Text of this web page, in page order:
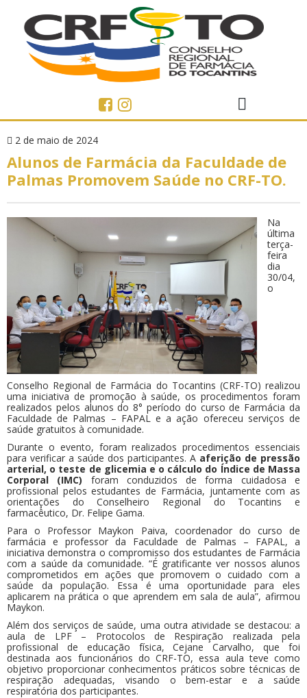
2 de maio de 2024
Alunos de Farmácia da Faculdade de
Palmas Promovem Saúde no CRF-TO.
Na
última
terça-
feira
dia
30/04,
o
Conselho Regional de Farmácia do Tocantins (CRF-TO) realizou
uma iniciativa de promoção à saúde, os procedimentos foram
realizados pelos alunos do 8° período do curso de Farmácia da
Faculdade de Palmas – FAPAL e a ação ofereceu serviços de
saúde gratuitos à comunidade.
Durante o evento, foram realizados procedimentos essenciais
para verificar a saúde dos participantes. A aferição de pressão
arterial, o teste de glicemia e o cálculo do Índice de Massa
Corporal (IMC) foram conduzidos de forma cuidadosa e
profissional pelos estudantes de Farmácia, juntamente com as
orientações do Conselheiro Regional do Tocantins e
farmacêutico, Dr. Felipe Gama.
Para o Professor Maykon Paiva, coordenador do curso de
farmácia e professor da Faculdade de Palmas – FAPAL, a
iniciativa demonstra o compromisso dos estudantes de Farmácia
com a saúde da comunidade. “É gratificante ver nossos alunos
comprometidos em ações que promovem o cuidado com a
saúde da população. Essa é uma oportunidade para eles
aplicarem na prática o que aprendem em sala de aula”, afirmou
Maykon.
Além dos serviços de saúde, uma outra atividade se destacou: a
aula de LPF – Protocolos de Respiração realizada pela
profissional de educação física, Cejane Carvalho, que foi
destinada aos funcionários do CRF-TO, essa aula teve como
objetivo proporcionar conhecimentos práticos sobre técnicas de
respiração adequadas, visando o bem-estar e a saúde
respiratória dos participantes.